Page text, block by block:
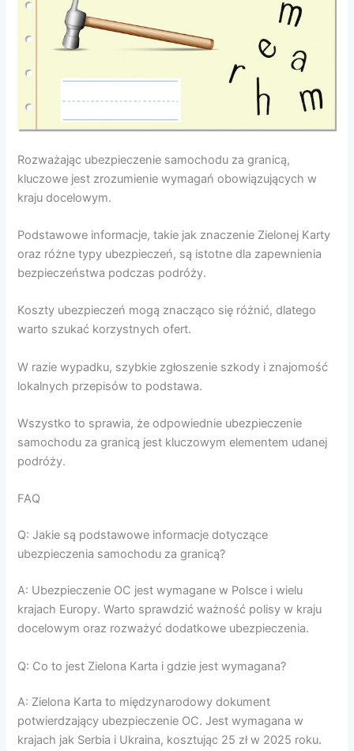
Rozważając ubezpieczenie samochodu za granicą,
kluczowe jest zrozumienie wymagań obowiązujących w
kraju docelowym.
Podstawowe informacje, takie jak znaczenie Zielonej Karty
oraz różne typy ubezpieczeń, są istotne dla zapewnienia
bezpieczeństwa podczas podróży.
Koszty ubezpieczeń mogą znacząco się różnić, dlatego
warto szukać korzystnych ofert.
W razie wypadku, szybkie zgłoszenie szkody i znajomość
lokalnych przepisów to podstawa.
Wszystko to sprawia, że odpowiednie ubezpieczenie
samochodu za granicą jest kluczowym elementem udanej
podróży.
FAQ
Q: Jakie są podstawowe informacje dotyczące
ubezpieczenia samochodu za granicą?
A: Ubezpieczenie OC jest wymagane w Polsce i wielu
krajach Europy. Warto sprawdzić ważność polisy w kraju
docelowym oraz rozważyć dodatkowe ubezpieczenia.
Q: Co to jest Zielona Karta i gdzie jest wymagana?
A: Zielona Karta to międzynarodowy dokument
potwierdzający ubezpieczenie OC. Jest wymagana w
krajach jak Serbia i Ukraina, kosztując 25 zł w 2025 roku.